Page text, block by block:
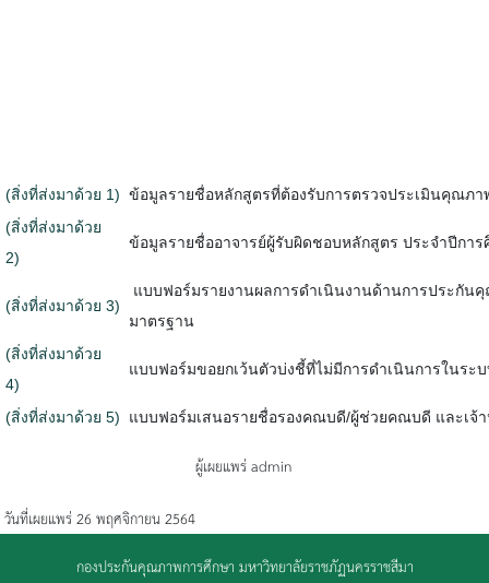
(สิ่งที่ส่งมาด้วย 1) ข้อมูลรายชื่อหลักสูตรที่ต้องรับการตรวจประเมินคุณภ
(สิ่งที่ส่งมาด้วย
2)
ข้อมูลรายชื่ออาจารย์ผู้รับผิดชอบหลักสูตร ประจำปีการ
(สิ่งที่ส่งมาด้วย 3)
แบบฟอร์มรายงานผลการดำเนินงานด้านการประกัน
มาตรฐาน
(สิ่งที่ส่งมาด้วย
4)
แบบฟอร์มขอยกเว้นตัวบ่งชี้ที่ไม่มีการดำเนินการในร
(สิ่งที่ส่งมาด้วย 5) แบบฟอร์มเสนอรายชื่อรองคณบดี/ผู้ช่วยคณบดี และเ
วันที่เผยแพร่ 26 พฤศจิกายน 2564
ผู้เผยแพร่ admin
กองประกันคุณภาพการศึกษา มหาวิทยาลัยราชภัฏนครราชสีมา